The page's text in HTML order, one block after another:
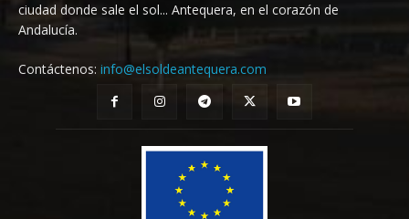
ciudad donde sale el sol... Antequera, en el corazón de
Andalucía.
Contáctenos: info@elsoldeantequera.com